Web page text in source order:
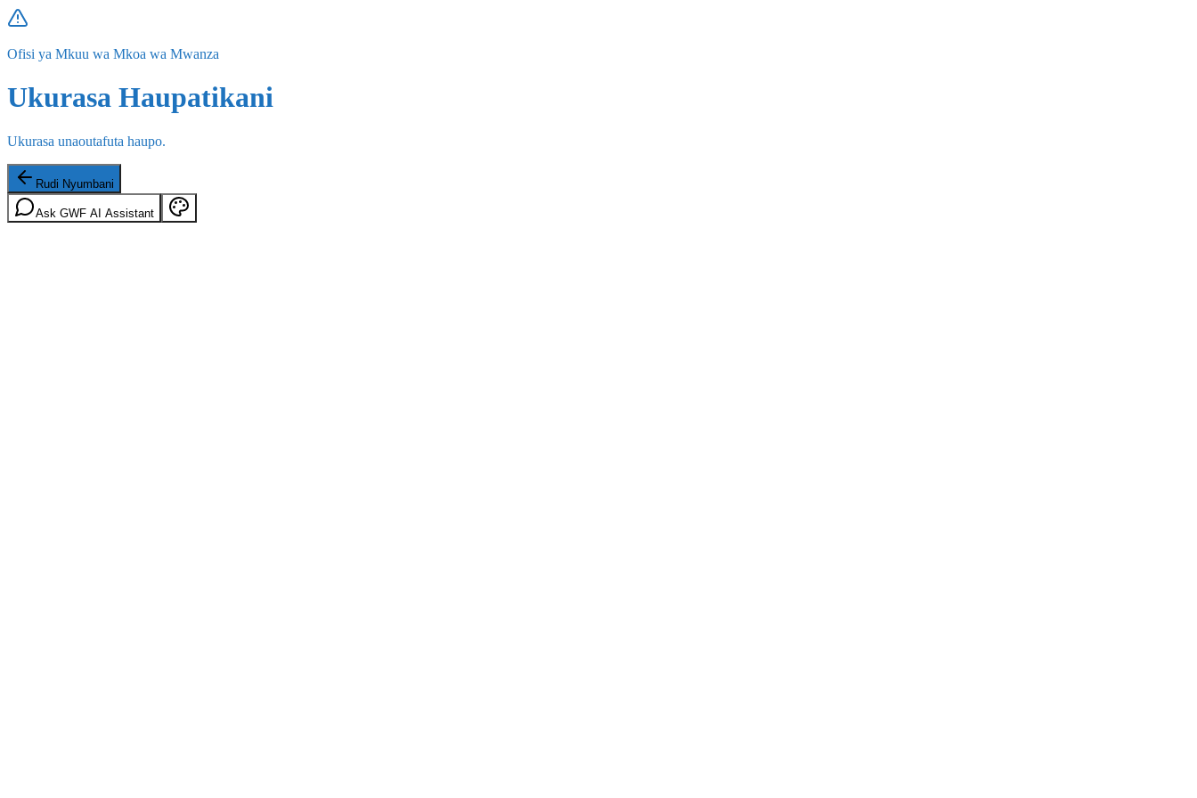
Ofisi ya Mkuu wa Mkoa wa Mwanza
Ukurasa Haupatikani
Ukurasa unaoutafuta haupo.
Rudi Nyumbani
Ask GWF AI Assistant